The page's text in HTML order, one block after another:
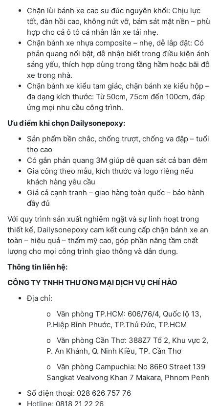
Chặn lùi bánh xe cao su đúc nguyên khối: Chịu lực
tốt, đàn hồi cao, không nứt vỡ, bám sát mặt nền – phù
hợp cho cả ô tô cá nhân lẫn xe tải nhẹ.
Chặn bánh xe nhựa composite – nhẹ, dễ lắp đặt: Có
phản quang nổi bật, dễ nhận biết trong điều kiện ánh
sáng yếu, thích hợp dùng trong tầng hầm hoặc bãi đỗ
xe trong nhà.
Chặn bánh xe kiểu tam giác, chặn bánh xe kiểu hộp –
đa dạng kích thước: Từ 50cm, 75cm đến 100cm, đáp
ứng mọi nhu cầu công trình.
Ưu điểm khi chọn Dailysonepoxy:
Sản phẩm bền chắc, chống trượt, chống va đập – tuổi
thọ cao
Có gắn phản quang 3M giúp dễ quan sát cả ban đêm
Gia công theo mẫu, kích thước và logo riêng nếu
khách hàng yêu cầu
Giá cả cạnh tranh – giao hàng toàn quốc – bảo hành
đầy đủ
Với quy trình sản xuất nghiêm ngặt và sự linh hoạt trong
thiết kế, Dailysonepoxy cam kết cung cấp chặn bánh xe an
toàn – hiệu quả – thẩm mỹ cao, góp phần nâng tầm chất
lượng cho mọi công trình giao thông và dân dụng.
Thông tin liên hệ:
CÔNG TY TNHH THƯƠNG MẠI DỊCH VỤ CHÍ HÀO
Địa chỉ:
o Văn phòng TP.HCM: 606/76/4, Quốc lộ 13,
P.Hiệp Bình Phước, TP.Thủ Đức, TP.HCM
o Văn phòng Cần Thơ: 388Z7 Tổ 2, Khu vực 2,
P. An Khánh, Q. Ninh Kiều, TP. Cần Thơ
o Văn phòng Campuchia: No 86E0 Street 139
Sangkat Vealvong Khan 7 Makara, Phnom Penh
Số điện thoại: 028 626 757 76
Hotline: 0818 21 22 26